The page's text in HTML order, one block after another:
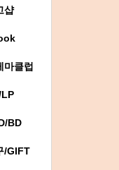
샵
마클럽
BD
/GIFT